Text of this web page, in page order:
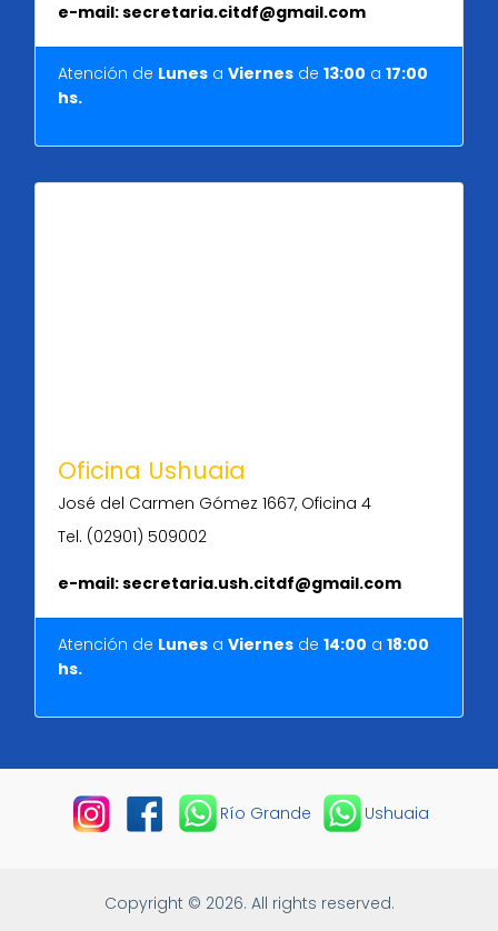
e-mail: secretaria.citdf@gmail.com
Atención de Lunes a Viernes de 13:00 a 17:00
hs.
Oficina Ushuaia
José del Carmen Gómez 1667, Oficina 4
Tel. (02901) 509002
e-mail: secretaria.ush.citdf@gmail.com
Atención de Lunes a Viernes de 14:00 a 18:00
hs.
Río Grande Ushuaia
Copyright © 2026. All rights reserved.